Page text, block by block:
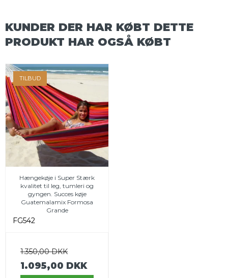
KUNDER DER HAR KØBT DETTE
PRODUKT HAR OGSÅ KØBT
TILBUD
Hængekøje i Super Stærk
kvalitet til leg, tumleri og
gyngen. Succes køje
Guatemalamix Formosa
Grande
FG542
1.350,00 DKK
1.095,00 DKK